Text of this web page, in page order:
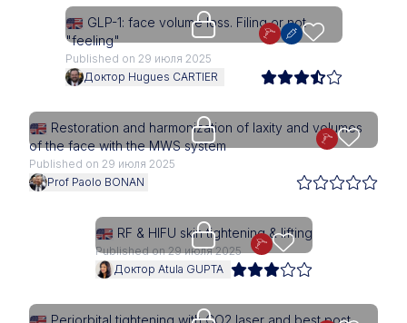
Upgrade needed
GLP-1: face volume loss. Filing or not
"feeling"
Published on 29 июля 2025
Доктор Hugues CARTIER
Upgrade needed
Restoration and harmonization of laxity and volumes
of the face with the MWS system
Published on 29 июля 2025
Prof Paolo BONAN
Upgrade needed
RF & HIFU skin tightening & lifting
Published on 29 июля 2025
Доктор Atula GUPTA
Upgrade needed
Periorbital tightening with CO2 laser and best post-